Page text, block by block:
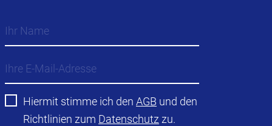
Hiermit stimme ich den AGB und den
Richtlinien zum Datenschutz zu.